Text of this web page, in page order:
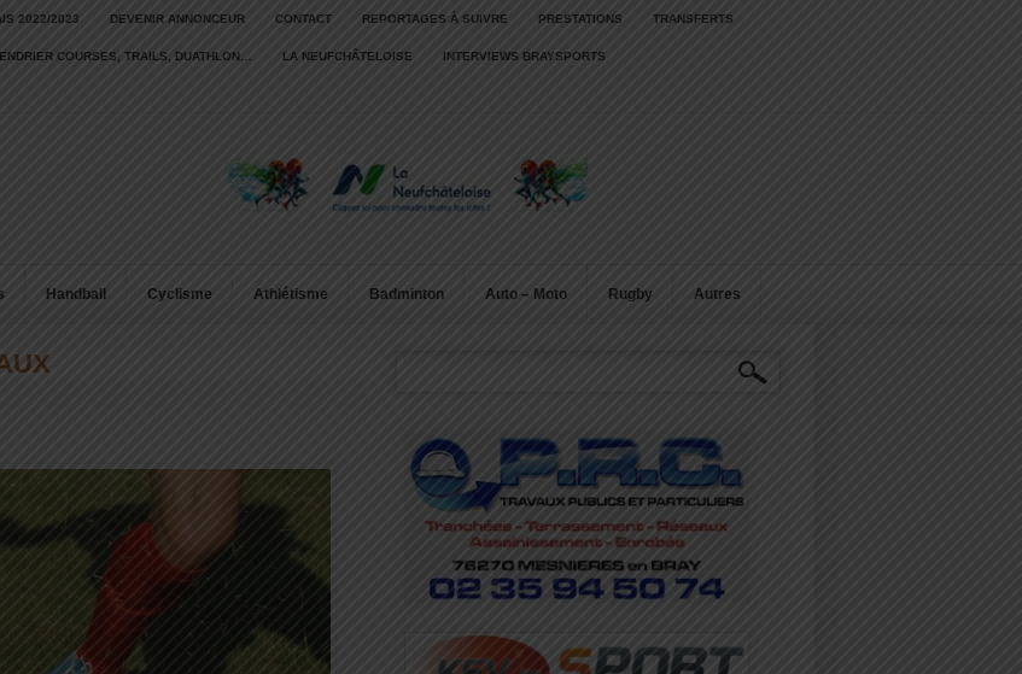
2022/2023 DEVENIR ANNONCEUR CONTACT REPORTAGES À SUIVRE PRESTATIONS TRANSFERTS
COURSES, TRAILS, DUATHLON… LA NEUFCHÂTELOISE INTERVIEWS BRAYSPORTS
Handball Cyclisme Athlétisme Badminton Auto – Moto Rugby Autres